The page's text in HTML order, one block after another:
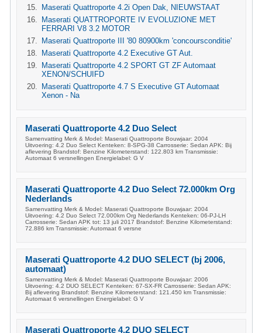
Maserati Quattroporte 4.2i Open Dak, NIEUWSTAAT
Maserati QUATTROPORTE IV EVOLUZIONE MET
FERRARI V8 3.2 MOTOR
Maserati Quattroporte III '80 80900km 'concoursconditie'
Maserati Quattroporte 4.2 Executive GT Aut.
Maserati Quattroporte 4.2 SPORT GT ZF Automaat
XENON/SCHUIFD
Maserati Quattroporte 4.7 S Executive GT Automaat
Xenon - Na
Maserati Quattroporte 4.2 Duo Select
Samenvatting Merk & Model: Maserati Quattroporte Bouwjaar: 2004
Uitvoering: 4.2 Duo Select Kenteken: 8-SPG-38 Carrosserie: Sedan APK: Bij
aflevering Brandstof: Benzine Kilometerstand: 122.803 km Transmissie:
Automaat 6 versnellingen Energielabel: G V
Maserati Quattroporte 4.2 Duo Select 72.000km Org
Nederlands
Samenvatting Merk & Model: Maserati Quattroporte Bouwjaar: 2004
Uitvoering: 4.2 Duo Select 72.000km Org Nederlands Kenteken: 06-PJ-LH
Carrosserie: Sedan APK tot: 13 juli 2017 Brandstof: Benzine Kilometerstand:
72.886 km Transmissie: Automaat 6 versne
Maserati Quattroporte 4.2 DUO SELECT (bj 2006,
automaat)
Samenvatting Merk & Model: Maserati Quattroporte Bouwjaar: 2006
Uitvoering: 4.2 DUO SELECT Kenteken: 67-SX-FR Carrosserie: Sedan APK:
Bij aflevering Brandstof: Benzine Kilometerstand: 121.450 km Transmissie:
Automaat 6 versnellingen Energielabel: G V
Maserati Quattroporte 4.2 DUO SELECT